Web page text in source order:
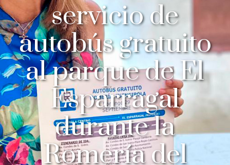
servicio de
autobús gratuito
al parque de El
Esparragal
durante la
Romería del